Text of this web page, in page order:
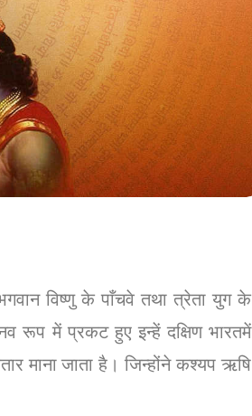
विष्णु के पाँचवे तथा त्रेता युग के
रूप में प्रकट हुए इन्हें दक्षिण भारतमें
माना जाता है। जिन्होंने कश्यप ऋषि